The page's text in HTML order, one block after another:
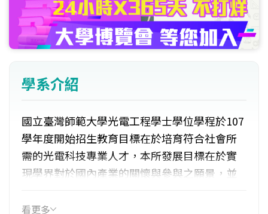
學系介紹
國立臺灣師範大學光電工程學士學位學程於107
學年度開始招生教育目標在於培育符合社會所
需的光電科技專業人才，本所發展目標在於實
現學界對於國內產業的關懷與參與之願景，並
與需求邁進。
看更多